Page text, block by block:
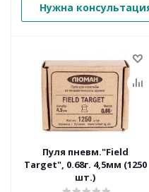
Нужна
Пуля пневм."Field
Target", 0.68г. 4,5мм (1250
шт.)